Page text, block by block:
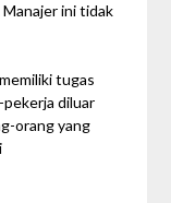
ini tidak
tugas
diluar
orang yang